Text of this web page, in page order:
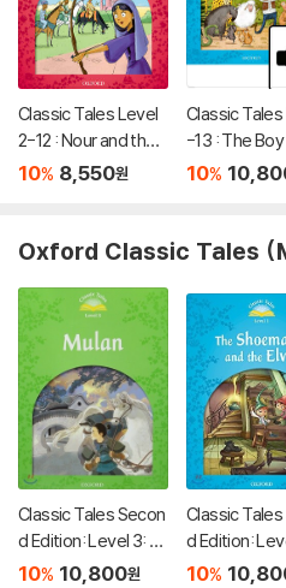
Classic Tales Level
2-12 : Nour and the
Three Princess Stu
10% 8,550원
Classic Tales
-13 : The
e Violin MP3
10%
Oxford Classic Tales
Classic Tales Secon
d Edition: Level 3: M
ulan Audio Pack
10% 10,800원
Classic
d Edition:
e Shoemaker
10%